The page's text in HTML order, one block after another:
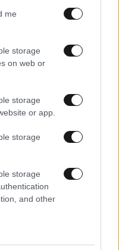
me
storage
on web or
storage
or app.
storage
storage
and other